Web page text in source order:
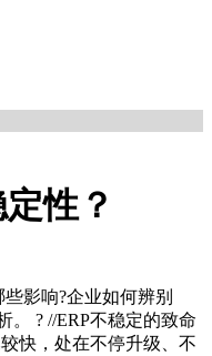
性？
影响?企业如何辨别
。 ? //ERP不稳定的致命
快，处在不停升级、不